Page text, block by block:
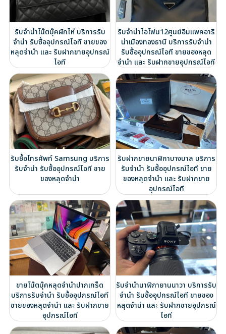
รับจำนำโน๊ตบุ๊คผักไห่ บริการรับ
จำนำ รับซื้ออุปกรณ์ไอที ขายของ
หลุดจำนำ และ รับฝากขายอุปกรณ์
ไอที
รับจำนำไอโฟน12ศูนย์อิมแพคอารี
น่าเมืองทองธานี บริการรับจำนำ
รับซื้ออุปกรณ์ไอที ขายของหลุด
จำนำ และ รับฝากขายอุปกรณ์ไอที
รับซื้อโทรศัพท์ Samsung บริการ
รับจำนำ รับซื้ออุปกรณ์ไอที ขาย
ของหลุดจำนำ
รับฝากขายนาฬิกาบางบาล บริการ
รับจำนำ รับซื้ออุปกรณ์ไอที ขาย
ของหลุดจำนำ และ รับฝากขาย
อุปกรณ์ไอที
ขายโน๊ตบุ๊คหลุดจำนำปากเกร็ด
บริการรับจำนำ รับซื้ออุปกรณ์ไอที
ขายของหลุดจำนำ และ รับฝากขาย
อุปกรณ์ไอที
รับจำนำนาฬิกายานนาวา บริการรับ
จำนำ รับซื้ออุปกรณ์ไอที ขายของ
หลุดจำนำ และ รับฝากขายอุปกรณ์
ไอที